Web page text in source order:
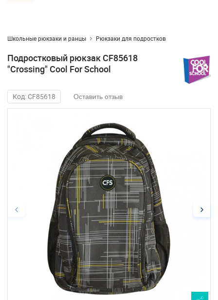
Школьные рюкзаки и ранцы Рюкзаки для подростков
Подростковый рюкзак CF85618
"Crossing" Cool For School
Код: CF85618 Оставить отзыв